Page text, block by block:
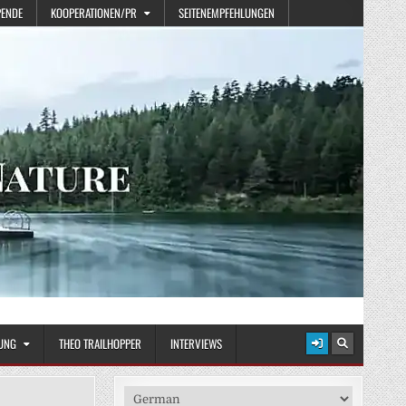
KOOPERATIONEN/PR SEITENEMPFEHLUNGEN
THEO TRAILHOPPER INTERVIEWS